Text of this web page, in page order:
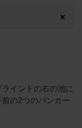
インドの右の池に
の2つのバンカー